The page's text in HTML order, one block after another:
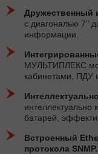
Дружественный
с диагональю 7’’
информации.
МУЛЬТИПЛЕКС
кабинетами, ПДУ
интеллектуально
батарей,
Встроенный
протокола SNMP.